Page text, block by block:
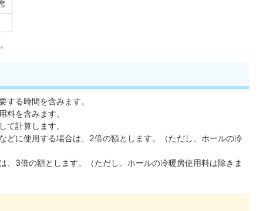
する時間を含みます。
料を含みます。
て計算します。
どに使用する場合は、2倍の額とします。（ただし、ホールの冷
、3倍の額とします。（ただし、ホールの冷暖房使用料は除きま